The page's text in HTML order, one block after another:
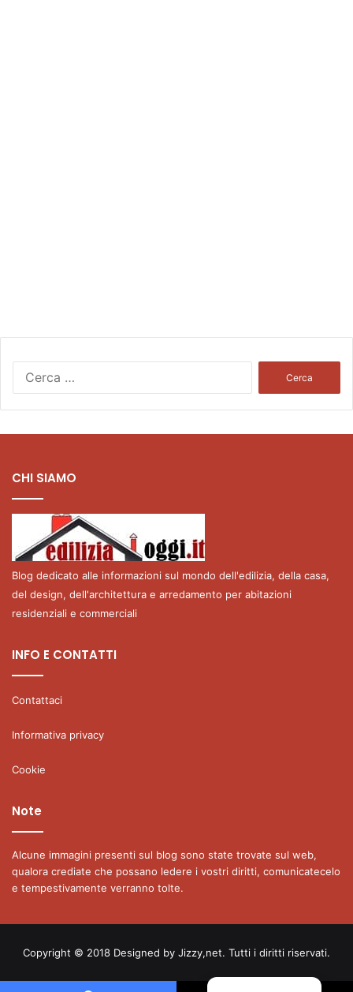
CHI SIAMO
Blog dedicato alle informazioni sul mondo dell'edilizia, della casa,
del design, dell'architettura e arredamento per abitazioni
residenziali e commerciali
INFO E CONTATTI
Contattaci
Informativa privacy
Cookie
Note
Alcune immagini presenti sul blog sono state trovate sul web,
qualora crediate che possano ledere i vostri diritti, comunicatecelo
e tempestivamente verranno tolte.
Copyright © 2018 Designed by Jizzy,net. Tutti i diritti riservati.